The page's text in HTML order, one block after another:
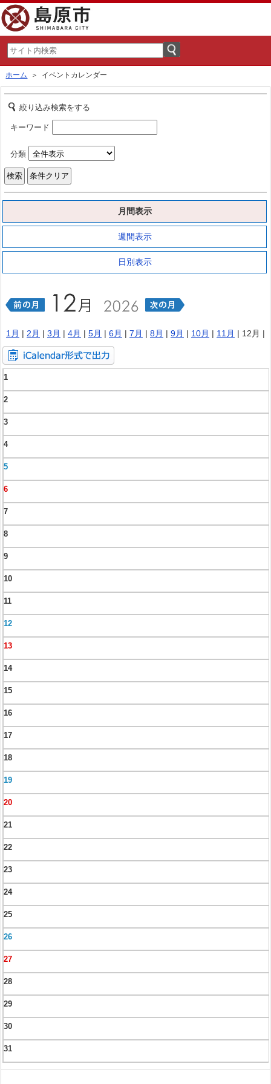
ホーム ＞ イベントカレンダー
絞り込み検索をする
キーワード
分類
月間表示
週間表示
日別表示
1月 | 2月 | 3月 | 4月 | 5月 | 6月 | 7月 | 8月 | 9月 | 10月 | 11月 | 12月 |
1
2
3
4
5
6
7
8
9
10
11
12
13
14
15
16
17
18
19
20
21
22
23
24
25
26
27
28
29
30
31